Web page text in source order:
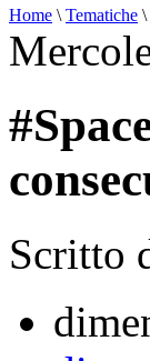
Home \ Tematiche \
Scritto